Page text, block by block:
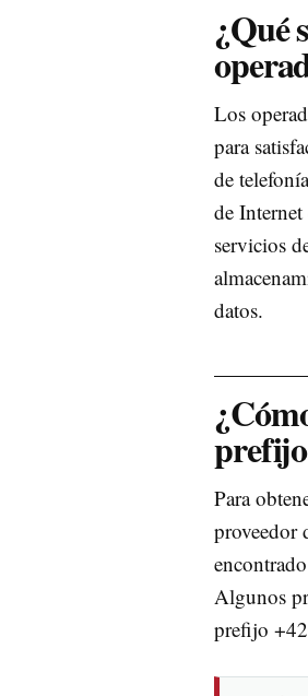
¿Qué
Los
para
de
de
servicios
datos.
Para
proveedor
Algunos
prefijo